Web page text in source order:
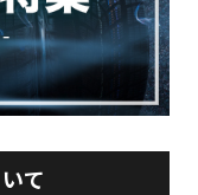
て